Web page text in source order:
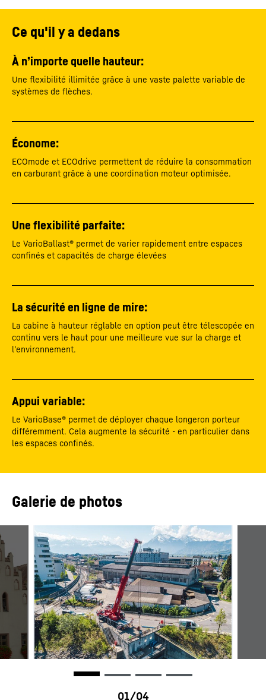
Ce qu'il y a dedans
À n’importe quelle hauteur:
Une flexibilité illimitée grâce à une vaste palette variable de
systèmes de flèches.
Économe:
ECOmode et ECOdrive permettent de réduire la consommation
en carburant grâce à une coordination moteur optimisée.
Une flexibilité parfaite:
Le VarioBallast® permet de varier rapidement entre espaces
confinés et capacités de charge élevées
La sécurité en ligne de mire:
La cabine à hauteur réglable en option peut être télescopée en
continu vers le haut pour une meilleure vue sur la charge et
l’environnement.
Appui variable:
Le VarioBase® permet de déployer chaque longeron porteur
différemment. Cela augmente la sécurité - en particulier dans
les espaces confinés.
Galerie de photos